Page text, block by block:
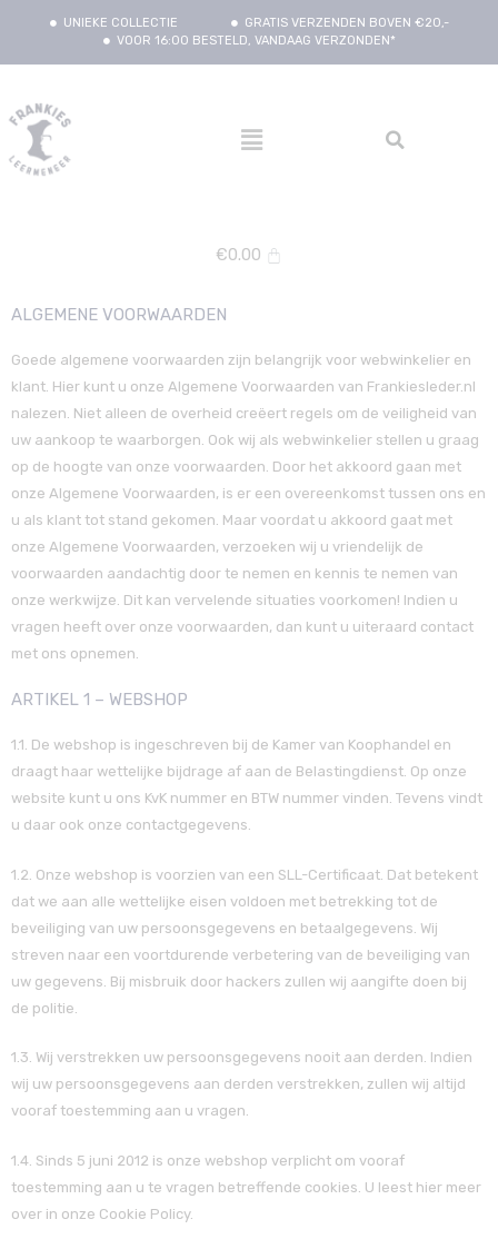
UNIEKE COLLECTIE
GRATIS VERZENDEN BOVEN €20,-
VOOR 16:00 BESTELD, VANDAAG VERZONDEN*
€0.00
ALGEMENE VOORWAARDEN
Goede algemene voorwaarden zijn belangrijk voor webwinkelier en
klant. Hier kunt u onze Algemene Voorwaarden van Frankiesleder.nl
nalezen. Niet alleen de overheid creëert regels om de veiligheid van
uw aankoop te waarborgen. Ook wij als webwinkelier stellen u graag
op de hoogte van onze voorwaarden. Door het akkoord gaan met
onze Algemene Voorwaarden, is er een overeenkomst tussen ons en
u als klant tot stand gekomen. Maar voordat u akkoord gaat met
onze Algemene Voorwaarden, verzoeken wij u vriendelijk de
voorwaarden aandachtig door te nemen en kennis te nemen van
onze werkwijze. Dit kan vervelende situaties voorkomen! Indien u
vragen heeft over onze voorwaarden, dan kunt u uiteraard contact
met ons opnemen.
ARTIKEL 1 – WEBSHOP
1.1. De webshop is ingeschreven bij de Kamer van Koophandel en
draagt haar wettelijke bijdrage af aan de Belastingdienst. Op onze
website kunt u ons KvK nummer en BTW nummer vinden. Tevens vindt
u daar ook onze contactgegevens.
1.2. Onze webshop is voorzien van een SLL-Certificaat. Dat betekent
dat we aan alle wettelijke eisen voldoen met betrekking tot de
beveiliging van uw persoonsgegevens en betaalgegevens. Wij
streven naar een voortdurende verbetering van de beveiliging van
uw gegevens. Bij misbruik door hackers zullen wij aangifte doen bij
de politie.
1.3. Wij verstrekken uw persoonsgegevens nooit aan derden. Indien
wij uw persoonsgegevens aan derden verstrekken, zullen wij altijd
vooraf toestemming aan u vragen.
1.4. Sinds 5 juni 2012 is onze webshop verplicht om vooraf
toestemming aan u te vragen betreffende cookies. U leest hier meer
over in onze Cookie Policy.